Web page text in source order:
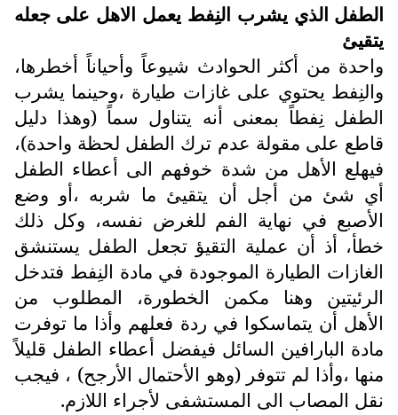
الطفل الذي يشرب النِفط يعمل الاهل على جعله
يتقيئ
واحدة من أكثر الحوادث شيوعاً وأحياناً أخطرها،
والنِفط يحتوي على غازات طيارة ،وحينما يشرب
الطفل نِفطاً بمعنى أنه يتناول سماً (وهذا دليل
قاطع على مقولة عدم ترك الطفل لحظة واحدة)،
فيهلع الأهل من شدة خوفهم الى أعطاء الطفل
أي شئ من أجل أن يتقيئ ما شربه ،أو وضع
الأصبع في نهاية الفم للغرض نفسه، وكل ذلك
خطأ، أذ أن عملية التقيؤ تجعل الطفل يستنشق
الغازات الطيارة الموجودة في مادة النِفط فتدخل
الرئيتين وهنا مكمن الخطورة، المطلوب من
الأهل أن يتماسكوا في ردة فعلهم وأذا ما توفرت
مادة البارافين السائل فيفضل أعطاء الطفل قليلاً
منها ،وأذا لم تتوفر (وهو الأحتمال الأرجح) ، فيجب
نقل المصاب الى المستشفى لأجراء اللازم.